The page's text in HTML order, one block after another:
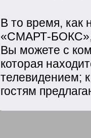
В то время, как
«СМАРТ-БОКС»,
Вы можете с
которая
телевидением;
гостям